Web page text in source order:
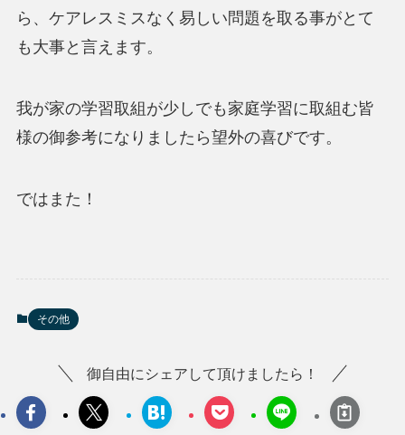
ら、ケアレスミスなく易しい問題を取る事がとて
も大事と言えます。
我が家の学習取組が少しでも家庭学習に取組む皆
様の御参考になりましたら望外の喜びです。
ではまた！
その他
御自由にシェアして頂けましたら！